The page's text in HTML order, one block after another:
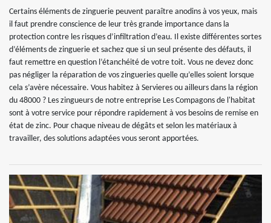
Certains éléments de zinguerie peuvent paraître anodins à vos yeux, mais
il faut prendre conscience de leur très grande importance dans la
protection contre les risques d’infiltration d’eau. Il existe différentes sortes
d’éléments de zinguerie et sachez que si un seul présente des défauts, il
faut remettre en question l’étanchéité de votre toit. Vous ne devez donc
pas négliger la réparation de vos zingueries quelle qu’elles soient lorsque
cela s’avère nécessaire. Vous habitez à Servieres ou ailleurs dans la région
du 48000 ? Les zingueurs de notre entreprise Les Compagons de l'habitat
sont à votre service pour répondre rapidement à vos besoins de remise en
état de zinc. Pour chaque niveau de dégâts et selon les matériaux à
travailler, des solutions adaptées vous seront apportées.